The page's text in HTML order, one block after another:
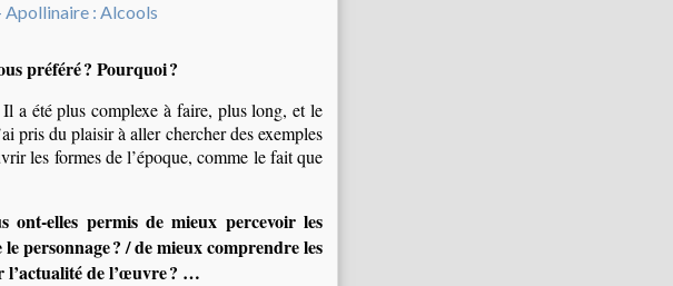
préféré ? Pourquoi ?
a été plus complexe à faire, plus long, et le
pris du plaisir à aller chercher des exemples
les formes de l’époque, comme le fait que
ont-elles permis de mieux percevoir les
personnage ? / de mieux comprendre les
l’actualité de l’œuvre ? …